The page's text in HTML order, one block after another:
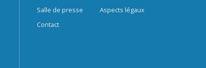
Salle de presse
Contact
Aspects légaux